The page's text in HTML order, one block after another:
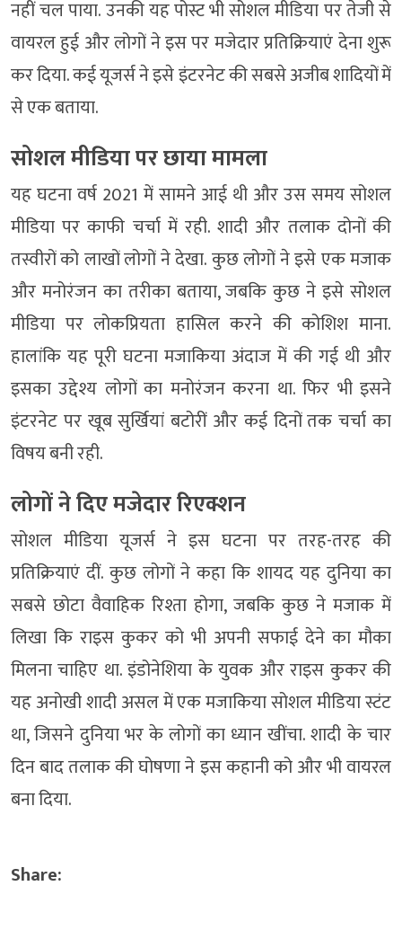
नहीं चल पाया. उनकी यह पोस्ट भी सोशल मीडिया पर तेजी से
वायरल हुई और लोगों ने इस पर मजेदार प्रतिक्रियाएं देना शुरू
कर दिया. कई यूजर्स ने इसे इंटरनेट की सबसे अजीब शादियों में
से एक बताया.
सोशल मीडिया पर छाया मामला
यह घटना वर्ष 2021 में सामने आई थी और उस समय सोशल
मीडिया पर काफी चर्चा में रही. शादी और तलाक दोनों की
तस्वीरों को लाखों लोगों ने देखा. कुछ लोगों ने इसे एक मजाक
और मनोरंजन का तरीका बताया, जबकि कुछ ने इसे सोशल
मीडिया पर लोकप्रियता हासिल करने की कोशिश माना.
हालांकि यह पूरी घटना मजाकिया अंदाज में की गई थी और
इसका उद्देश्य लोगों का मनोरंजन करना था. फिर भी इसने
इंटरनेट पर खूब सुर्खियां बटोरीं और कई दिनों तक चर्चा का
विषय बनी रही.
लोगों ने दिए मजेदार रिएक्शन
सोशल मीडिया यूजर्स ने इस घटना पर तरह-तरह की
प्रतिक्रियाएं दीं. कुछ लोगों ने कहा कि शायद यह दुनिया का
सबसे छोटा वैवाहिक रिश्ता होगा, जबकि कुछ ने मजाक में
लिखा कि राइस कुकर को भी अपनी सफाई देने का मौका
मिलना चाहिए था. इंडोनेशिया के युवक और राइस कुकर की
यह अनोखी शादी असल में एक मजाकिया सोशल मीडिया स्टंट
था, जिसने दुनिया भर के लोगों का ध्यान खींचा. शादी के चार
दिन बाद तलाक की घोषणा ने इस कहानी को और भी वायरल
बना दिया.
Share: